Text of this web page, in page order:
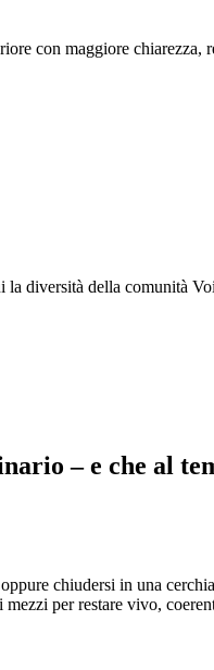
con maggiore chiarezza,
diversità della comunità
– e che al
chiudersi in una
per restare vivo,